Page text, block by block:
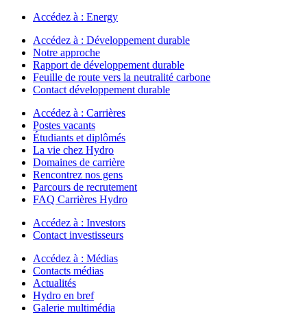
Accédez à : Energy
Accédez à : Développement durable
Notre approche
Rapport de développement durable
Feuille de route vers la neutralité carbone
Contact développement durable
Accédez à : Carrières
Postes vacants
Étudiants et diplômés
La vie chez Hydro
Domaines de carrière
Rencontrez nos gens
Parcours de recrutement
FAQ Carrières Hydro
Accédez à : Investors
Contact investisseurs
Accédez à : Médias
Contacts médias
Actualités
Hydro en bref
Galerie multimédia